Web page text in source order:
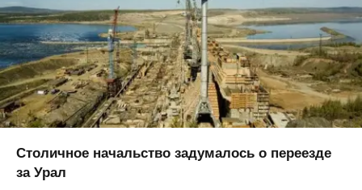
Столичное начальство задумалось о переезде
за Урал